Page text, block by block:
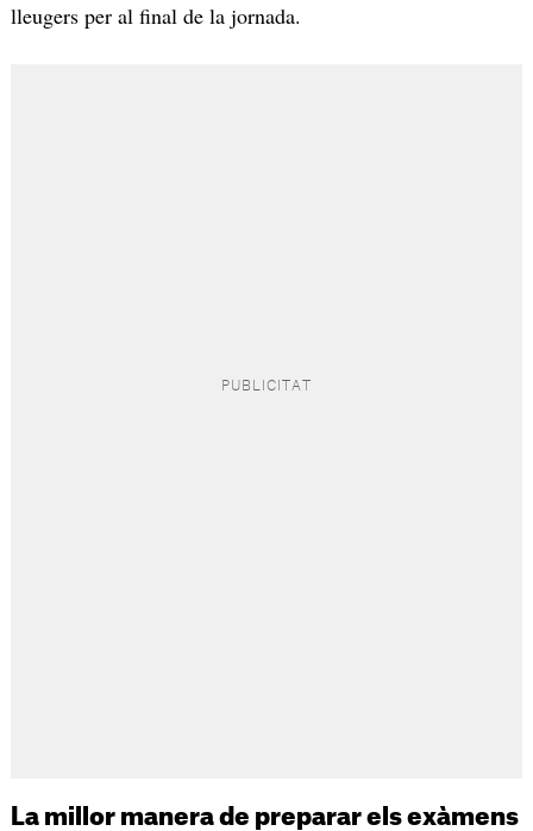
lleugers per al final de la jornada.
La millor manera de preparar els exàmens